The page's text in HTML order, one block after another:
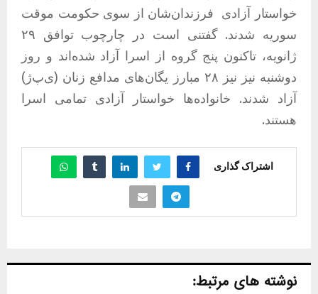
خواستار آزادی
فرزندان‌شان از سوی حکومت موقت
سوریه شدند. گفتنی است در چارچوب توافق ۲۹
ژانویه، تاکنون پنج گروه از اسرا آزاد شده‌اند و روز
دوشنبه نیز نیز ۲۸ مبارز یگان‌های مدافع زنان (ی‌پ‌ژ)
آزاد شدند. خانواده‌ها خواستار آزادی تمامی اسرا
هستند.
اشتراک گذاری
نوشته های مرتبط: